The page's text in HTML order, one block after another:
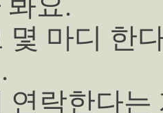
몇 마디 한
연락한다